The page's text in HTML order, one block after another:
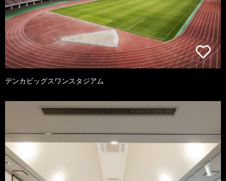
デンカビッグスワンスタジアム